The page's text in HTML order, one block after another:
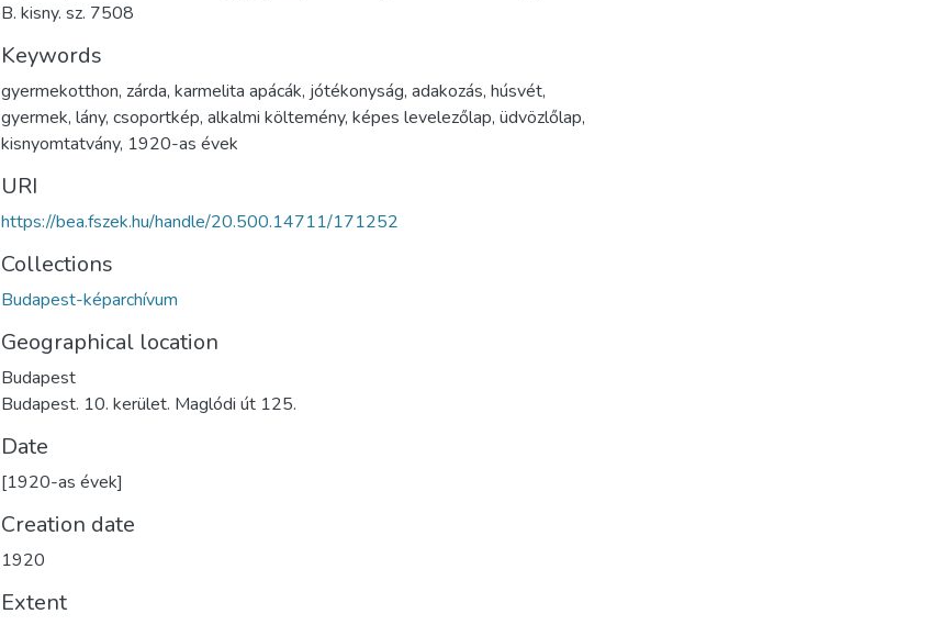
B. kisny. sz. 7508
Keywords
gyermekotthon, zárda, karmelita apácák, jótékonyság, adakozás, húsvét,
gyermek, lány, csoportkép, alkalmi költemény, képes levelezőlap, üdvözlőlap,
kisnyomtatvány, 1920-as évek
URI
https://bea.fszek.hu/handle/20.500.14711/171252
Collections
Budapest-képarchívum
Geographical location
Budapest
Budapest. 10. kerület. Maglódi út 125.
Date
[1920-as évek]
Creation date
1920
Extent